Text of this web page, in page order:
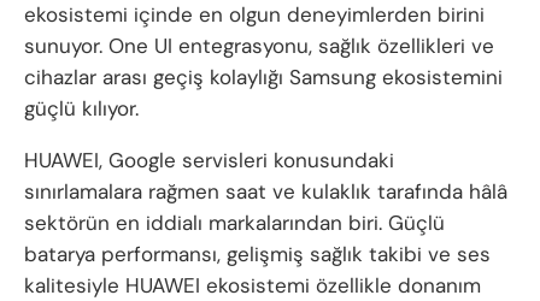
ekosistemi içinde en olgun deneyimlerden birini
sunuyor. One UI entegrasyonu, sağlık özellikleri ve
cihazlar arası geçiş kolaylığı Samsung ekosistemini
güçlü kılıyor.
HUAWEI, Google servisleri konusundaki
sınırlamalara rağmen saat ve kulaklık tarafında hâlâ
sektörün en iddialı markalarından biri. Güçlü
batarya performansı, gelişmiş sağlık takibi ve ses
kalitesiyle HUAWEI ekosistemi özellikle donanım